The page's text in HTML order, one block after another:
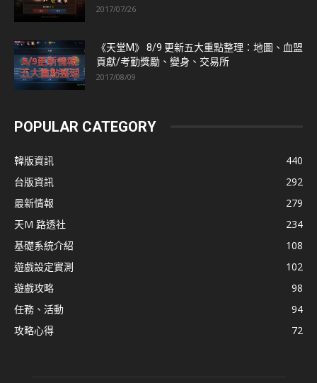
2017/07/26
《天堂M》 8/9 更新五大重點整理：地圖、血盟
貢獻/考勤獎勵、變身、交易所
2017/08/09
POPULAR CATEGORY
韓版資訊
440
台版資訊
292
最新情報
279
天M 路透社
234
基礎系統介紹
108
遊戲設定實測
102
遊戲攻略
98
任務、活動
94
攻略心得
72